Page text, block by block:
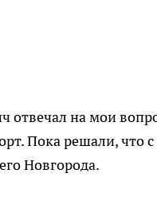
отвечал на мои
Пока решали, что
Новгорода.